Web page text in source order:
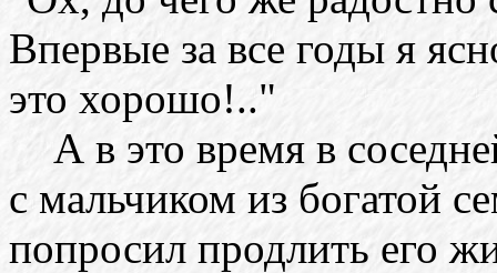
Впервые за все годы я
это хорошо!.."
А в это время в
с мальчиком из богатой
попросил продлить его